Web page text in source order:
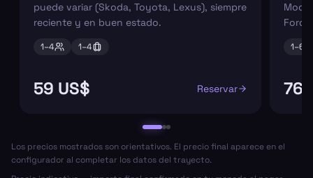
puede variar (Skoda, Toyota, Lexus), siempre
reciente y en buen estado.
1–4 1–4
59 US$ Reservar
Ford
1–6
76
Los precios mostrados son orientativos. El precio final aparece en el
configurador al completar los datos del trayecto.